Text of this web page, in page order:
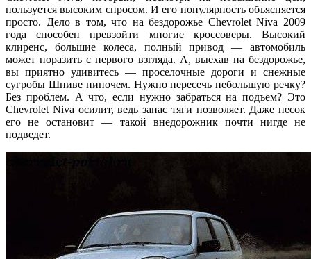
пользуется высоким спросом. И его популярность объясняется
просто. Дело в том, что на бездорожье Chevrolet Niva 2009
года способен превзойти многие кроссоверы. Высокий
клиренс, большие колеса, полный привод — автомобиль
может поразить с первого взгляда. А, выехав на бездорожье,
вы приятно удивитесь — проселочные дороги и снежные
сугробы Шниве нипочем. Нужно пересечь небольшую речку?
Без проблем. А что, если нужно забраться на подъем? Это
Chevrolet Niva осилит, ведь запас тяги позволяет. Даже песок
его не остановит — такой внедорожник почти нигде не
подведет.